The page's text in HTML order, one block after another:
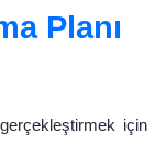
i
Planı
için